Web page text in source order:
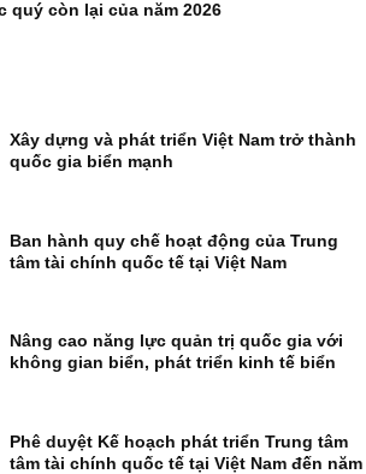
quý còn lại của năm 2026
Xây dựng và phát triển Việt Nam trở thành
quốc gia biển mạnh
Ban hành quy chế hoạt động của Trung
tâm tài chính quốc tế tại Việt Nam
Nâng cao năng lực quản trị quốc gia với
không gian biển, phát triển kinh tế biển
Phê duyệt Kế hoạch phát triển Trung tâm
tâm tài chính quốc tế tại Việt Nam đến năm